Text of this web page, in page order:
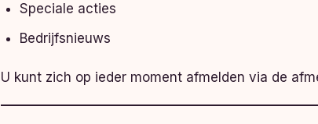
Speciale acties
Bedrijfsnieuws
U kunt zich op ieder moment afmelden via de